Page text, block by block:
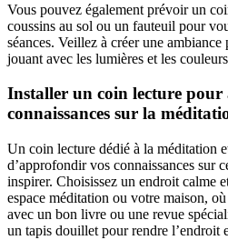
Vous pouvez également prévoir un
coussins au sol ou un fauteuil pour
séances. Veillez à créer une
jouant avec les lumières et les
Installer un coin lecture pour
connaissances sur la
Un coin lecture dédié à la méditation
d’approfondir vos connaissances sur
inspirer. Choisissez un endroit calme
espace méditation ou votre maison,
avec un bon livre ou une revue
un tapis douillet pour rendre l’endroit